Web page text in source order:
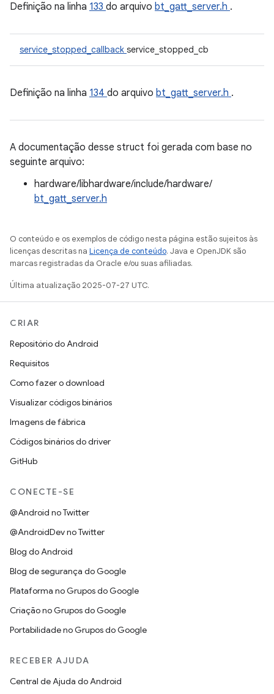
Definição na linha 133 do arquivo bt_gatt_server.h .
service_stopped_callback service_stopped_cb
Definição na linha 134 do arquivo bt_gatt_server.h .
A documentação desse struct foi gerada com base no
seguinte arquivo:
hardware/libhardware/include/hardware/
bt_gatt_server.h
O conteúdo e os exemplos de código nesta página estão sujeitos às
licenças descritas na Licença de conteúdo. Java e OpenJDK são
marcas registradas da Oracle e/ou suas afiliadas.
Última atualização 2025-07-27 UTC.
CRIAR
Repositório do Android
Requisitos
Como fazer o download
Visualizar códigos binários
Imagens de fábrica
Códigos binários do driver
GitHub
CONECTE-SE
@Android no Twitter
@AndroidDev no Twitter
Blog do Android
Blog de segurança do Google
Plataforma no Grupos do Google
Criação no Grupos do Google
Portabilidade no Grupos do Google
RECEBER AJUDA
Central de Ajuda do Android